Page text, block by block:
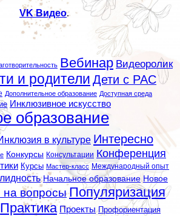
VKВидео.
Вебинар Видеоролик
и родители Дети с РАС
Дополнительное образование Доступная среда
Инклюзивное искусство
образование
в культуре Интересно
Конкурсы Консультации Конференция
Курсы Мастер-класс Международный опыт
Начальное образование Новое
на вопросы Популяризация
Практика Проекты Профориентация